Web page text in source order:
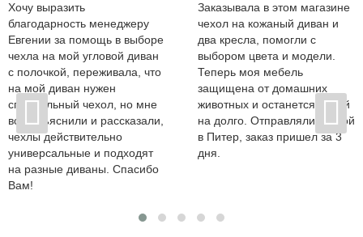
Хочу выразить
благодарность менеджеру
Евгении за помощь в выборе
чехла на мой угловой диван
с полочкой, переживала, что
на мой диван нужен
специальный чехол, но мне
все объяснили и рассказали,
чехлы действительно
универсальные и подходят
на разные диваны. Спасибо
Вам!
Заказывала в этом магазине
чехол на кожаный диван и
два кресла, помогли с
выбором цвета и модели.
Теперь моя мебель
защищена от домашних
животных и останется новой
на долго. Отправляли почтой
в Питер, заказ пришел за 3
дня.